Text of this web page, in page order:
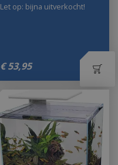
€ 53,95
Let op: bijna uitverkocht!